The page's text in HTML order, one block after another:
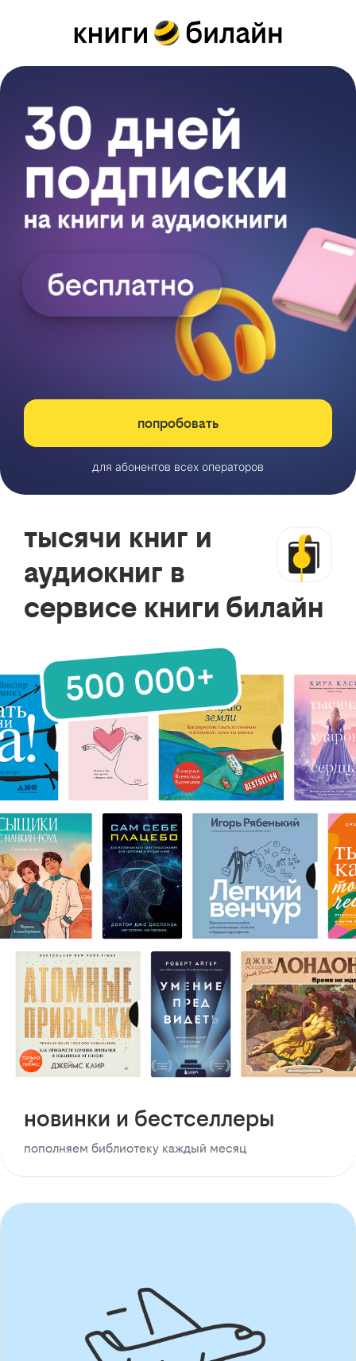
попробовать
для абонентов всех операторов
тысячи книг и
аудиокниг в
сервисе книги билайн
новинки и бестселлеры
пополняем библиотеку каждый месяц